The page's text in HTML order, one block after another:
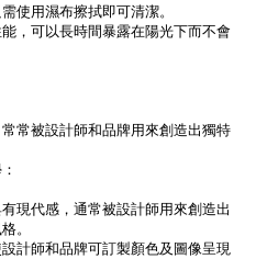
使用濕布擦拭即可清潔。
，可以長時間暴露在陽光下而不會
常被設計師和品牌用來創造出獨特
現代感，通常被設計師用來創造出
。
計師和品牌可訂製顏色及圖像呈現